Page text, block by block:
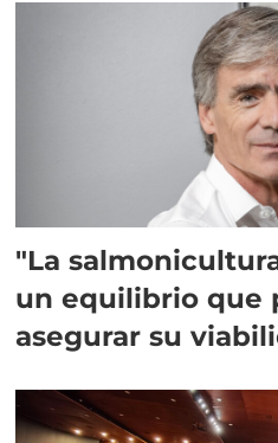
"La
un equilibrio que
asegurar su